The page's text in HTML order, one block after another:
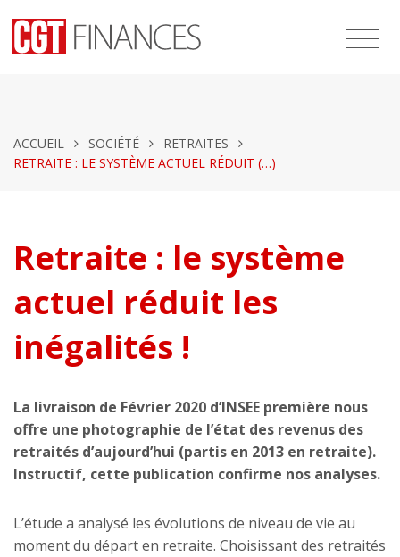
ACCUEIL SOCIÉTÉ
RETRAITES
RETRAITE : LE SYSTÈME ACTUEL RÉDUIT (…)
Retraite : le système
actuel réduit les
inégalités !
La livraison de Février 2020 d’INSEE première nous
offre une photographie de l’état des revenus des
retraités d’aujourd’hui (partis en 2013 en retraite).
Instructif, cette publication confirme nos analyses.
L’étude a analysé les évolutions de niveau de vie au
moment du départ en retraite. Choisissant des retraités